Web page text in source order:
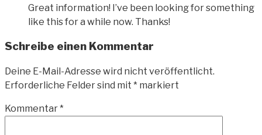
Great information! I’ve been looking for something
like this for a while now. Thanks!
Schreibe einen Kommentar
Deine E-Mail-Adresse wird nicht veröffentlicht.
Erforderliche Felder sind mit * markiert
Kommentar*